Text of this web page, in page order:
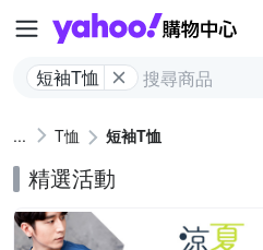
短袖T恤
T恤 短袖T恤
精選活動